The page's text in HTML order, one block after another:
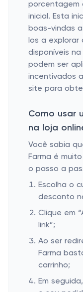
porcentagem
inicial. Esta
boas-vindas
los a
disponíveis
podem ser
incentivados
site para
Como usar
na loja
Você sabia
Farma é
o passo a
Escolha o
desconto
Clique em
link”;
Ao ser
Farma
carrinho;
Em